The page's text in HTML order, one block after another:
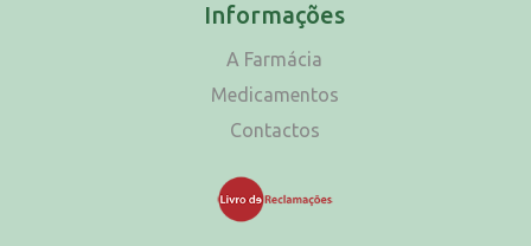
Informações
A Farmácia
Medicamentos
Contactos